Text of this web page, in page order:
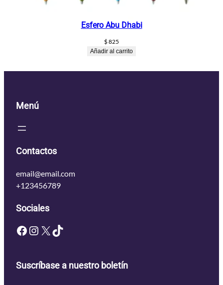
Esfero Abu Dhabi
$825
Añadir al carrito
Menú
Contactos
email@email.com
+123456789
Sociales
Facebook Instagram X TikTok
Suscríbase a nuestro boletín